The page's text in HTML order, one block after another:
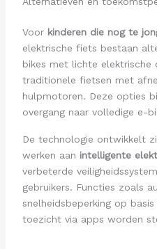
Voor kinderen die nog te
elektrische fiets bestaan
bikes met lichte elektrische
traditionele fietsen met
hulpmotoren. Deze opties
overgang naar volledige e-
De technologie ontwikkelt
werken aan intelligente
verbeterde
gebruikers. Functies zoals
snelheidsbeperking op
toezicht via apps worden